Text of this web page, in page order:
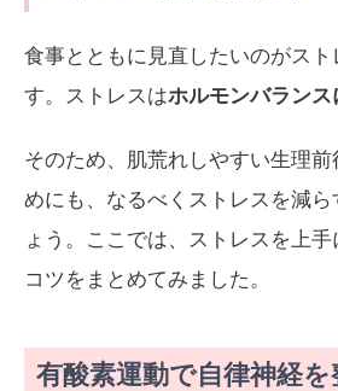
食事とともに見直したいのがス
す。ストレスはホルモンバランス
そのため、肌荒れしやすい生理
めにも、なるべくストレスを減
ょう。ここでは、ストレスを上
コツをまとめてみました。
有酸素運動で自律神経を